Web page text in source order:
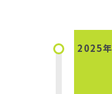
2025年